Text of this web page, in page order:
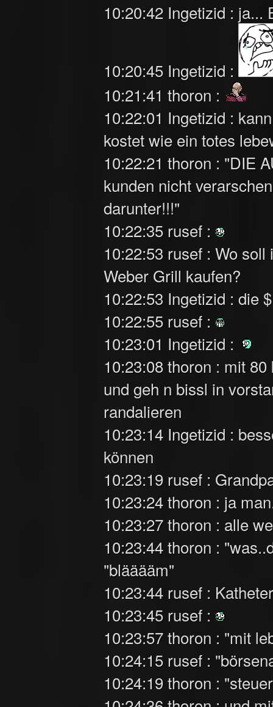
10:20:42 Ingetizid : ja...
10:20:45 Ingetizid :
10:21:41 thoron :
10:22:01 Ingetizid :
kostet wie ein totes
10:22:21 thoron : "DIE
kunden nicht
darunter!!!"
10:22:35 rusef :
10:22:53 rusef : Wo
Weber Grill kaufen?
10:22:53 Ingetizid : die
10:22:55 rusef :
10:23:01 Ingetizid :
10:23:08 thoron : mit
und geh n bissl in
randalieren
10:23:14 Ingetizid :
können
10:23:19 rusef :
10:23:24 thoron : ja
10:23:27 thoron : alle
10:23:44 thoron :
"blääääm"
10:23:44 rusef :
10:23:45 rusef :
10:23:57 thoron : "mit
10:24:15 rusef :
10:24:19 thoron :